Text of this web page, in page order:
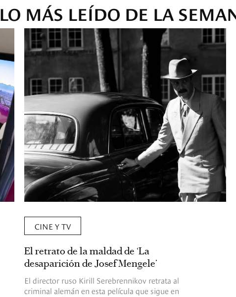
LO MÁS LEÍDO DE LA
CINE Y TV
El retrato de la maldad de ‘La
desaparición de Josef Mengele’
El director ruso Kirill Serebrennikov retrata al
criminal alemán en esta película que sigue en